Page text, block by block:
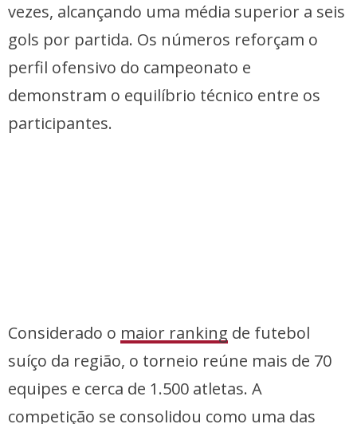
vezes, alcançando uma média superior a seis
gols por partida. Os números reforçam o
perfil ofensivo do campeonato e
demonstram o equilíbrio técnico entre os
participantes.
Considerado o maior ranking de futebol
suíço da região, o torneio reúne mais de 70
equipes e cerca de 1.500 atletas. A
competição se consolidou como uma das